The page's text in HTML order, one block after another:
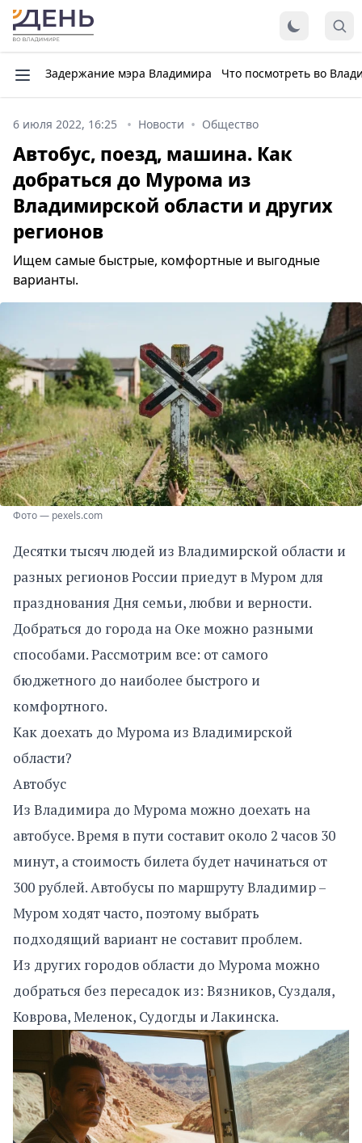
Задержание мэра Владимира Что посмотреть во
6 июля 2022, 16:25 Новости Общество
Автобус, поезд, машина. Как
добраться до Мурома из
Владимирской области и других
регионов
Ищем самые быстрые, комфортные и выгодные
варианты.
Фото — pexels.com
Десятки тысяч людей из Владимирской области и
разных регионов России приедут в Муром для
празднования Дня семьи, любви и верности.
Добраться до города на Оке можно разными
способами. Рассмотрим все: от самого
бюджетного до наиболее быстрого и
комфортного.
Как доехать до Мурома из Владимирской
области?
Автобус
Из Владимира до Мурома можно доехать на
автобусе. Время в пути составит около 2 часов 30
минут, а стоимость билета будет начинаться от
300 рублей. Автобусы по маршруту Владимир –
Муром ходят часто, поэтому выбрать
подходящий вариант не составит проблем.
Из других городов области до Мурома можно
добраться без пересадок из: Вязников, Суздаля,
Коврова, Меленок, Судогды и Лакинска.